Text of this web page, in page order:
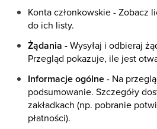
Konta członkowskie - Zobacz
do ich listy.
Żądania -Wysyłaj i odbieraj
Przegląd pokazuje, ile jest
Informacje ogólne - Na
podsumowanie. Szczegóły
zakładkach (np. pobranie
płatności).